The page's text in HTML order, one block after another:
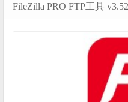
FileZilla PRO FTP工具